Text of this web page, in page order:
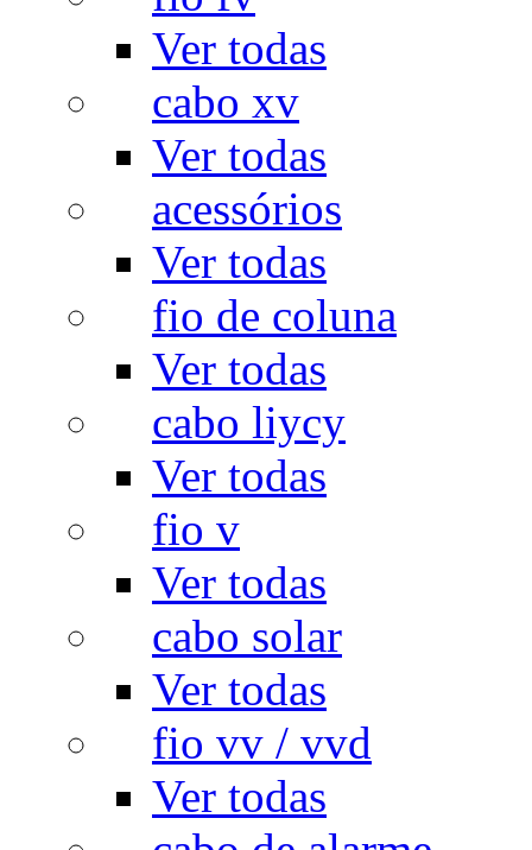
Ver todas
cabo xv
Ver todas
acessórios
Ver todas
fio de coluna
Ver todas
cabo liycy
Ver todas
fio v
Ver todas
cabo solar
Ver todas
fio vv / vvd
Ver todas